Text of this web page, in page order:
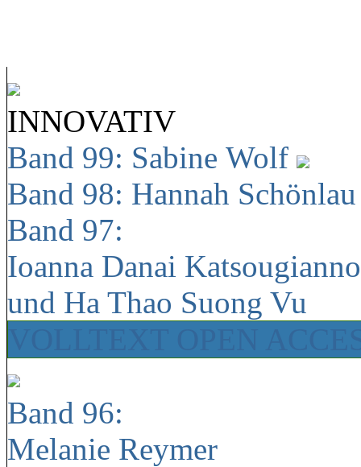
INNOVATIV
Band 99: Sabine Wolf
Band 98: Hannah
Band 97:
Ioanna Danai
und Ha Thao Suong Vu
Band 96:
Melanie Reymer